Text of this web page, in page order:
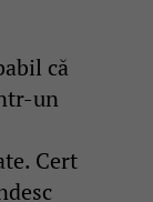
că
un
Cert